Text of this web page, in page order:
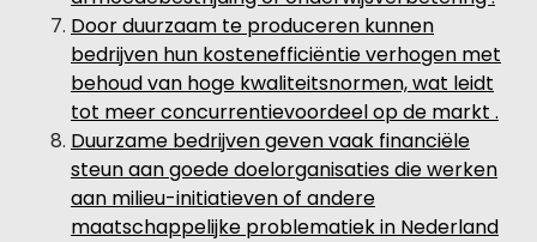
Door duurzaam te produceren kunnen
bedrijven hun kostenefficiëntie verhogen met
behoud van hoge kwaliteitsnormen, wat leidt
tot meer concurrentievoordeel op de markt .
Duurzame bedrijven geven vaak financiële
steun aan goede doelorganisaties die werken
aan milieu-initiatieven of andere
maatschappelijke problematiek in Nederland